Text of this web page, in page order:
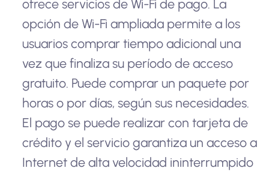
ofrece servicios de Wi-Fi de pago. La
opción de Wi-Fi ampliada permite a los
usuarios comprar tiempo adicional una
vez que finaliza su período de acceso
gratuito. Puede comprar un paquete por
horas o por días, según sus necesidades.
El pago se puede realizar con tarjeta de
crédito y el servicio garantiza un acceso a
Internet de alta velocidad ininterrumpido